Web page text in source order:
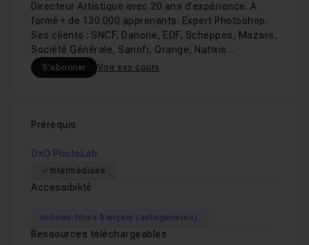
Directeur Artistique avec 20 ans d’expérience. A
formé + de 130 000 apprenants. Expert Photoshop.
Ses clients : SNCF, Danone, EDF, Scheppes, Mazars,
Société Générale, Sanofi, Orange, Natixis…
S'abonner Voir ses cours
Prérequis
DxO PhotoLab
Intermédiaire
Accessibilité
Sous-titres français (autogénérés)
Ressources téléchargeables